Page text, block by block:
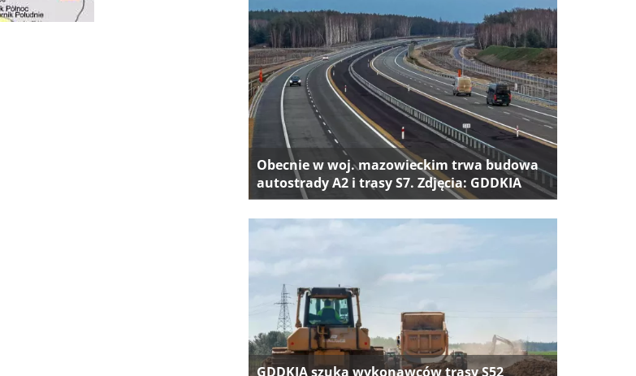
Obecnie w woj. mazowieckim trwa budowa
autostrady A2 i trasy S7. Zdjęcia: GDDKIA
GDDKIA szuka wykonawców trasy S52